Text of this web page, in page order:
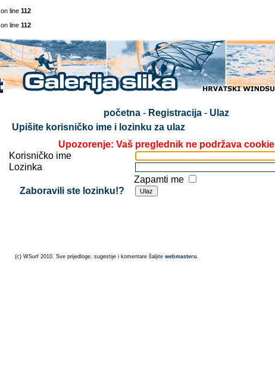
on line 112
on line 112
početna- Registracija- Ulaz
Upišite korisničko ime i lozinku za ulaz
Upozorenje: Vaš preglednik ne podržava cookie
Korisničko ime
Lozinka
Zapamti me
Zaboravili ste lozinku!?
(c) WSurf 2010. Sve prijedloge, sugestije i komentare šaljite webmasteru